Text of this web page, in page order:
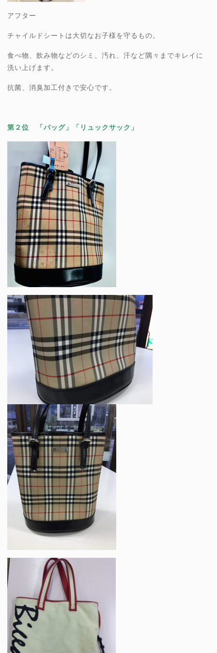
アフター
チャイルドシートは大切なお子様を守るもの。
食べ物、飲み物などのシミ、汚れ、汗など隅々までキレイに
洗い上げます。
抗菌、消臭加工付きで安心です。
第２位 「バッグ」「リュックサック」